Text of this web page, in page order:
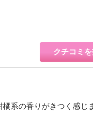
クチコミ
系の香りがきつく感じ